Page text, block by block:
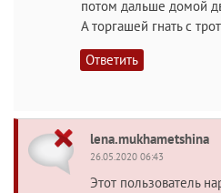
потом дальше домой
А торгашей гнать с
Ответить
lena.mukhametshina
26.05.2020 06:43
Этот пользователь